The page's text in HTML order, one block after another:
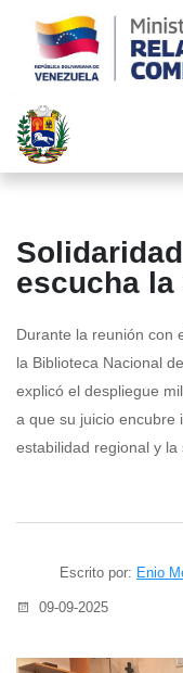
escucha la
Durante la reunión con
la Biblioteca Nacional
explicó el despliegue
a que su juicio encubre
estabilidad regional y
Escrito por: Enio
09-09-2025